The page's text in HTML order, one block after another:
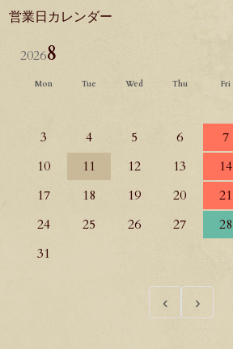
営業日カレンダー
20268
Mon Tue Wed Thu Fri
3
4 5 6 7
10
11 12 13 14
17
18 19 20 21
24
25 26 27 28
31
‹ ›